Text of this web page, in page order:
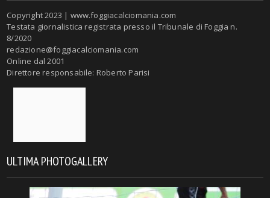
Copyright 2023 | www.foggiacalciomania.com
Testata giornalistica registrata presso il Tribunale di Foggia n.
8/2020
redazione@foggiacalciomania.com
Online dal 2001
Direttore responsabile: Roberto Parisi
ULTIMA PHOTOGALLERY